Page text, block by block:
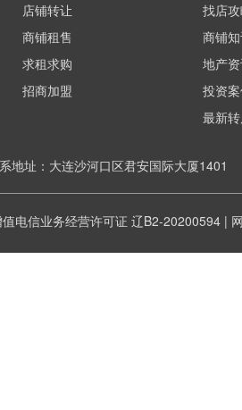
店铺转让
商铺租售
求租求购
招商加盟
找店
商铺
地产
投资
最新
址：大连沙河口区君安国际大厦1401
电信业务经营许可证 辽B2-20200594 |